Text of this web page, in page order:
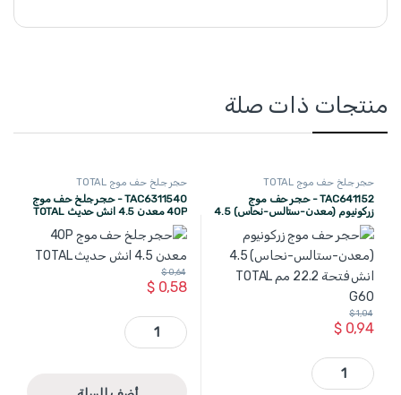
منتجات ذات صلة
حجر جلخ حف موج TOTAL
TAC641152 - حجر حف موج
زركونيوم (معدن-ستالس-نحاس) 4.5
انش فتحة 22.2 مم TOTAL G60
$0,94
$1,04
TAC641152 - حجر حف موج زركونيوم (معدن-ستالس-نحاس) 4.5 انش فتحة 22.2 مم TOTAL G60 quantity
حجر جلخ حف موج TOTAL
TAC6311540 - حجر جلخ حف موج
40P معدن 4.5 انش حديث TOTAL
$0,58
$0,64
TAC6311540 - حجر جلخ حف موج 40P معدن 4.5 انش حديث TOTAL quantity